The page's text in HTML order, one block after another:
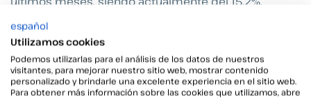
Dentro de los usuarios de redes abiertas, existe un
considerable porcentaje (34.2%) de los que lo hacen
en cualquier lugar siempre que lo necesiten.
español
Utilizamos cookies
Podemos utilizarlas para el análisis de los datos de nuestros
visitantes, para mejorar nuestro sitio web, mostrar contenido
personalizado y brindarle una excelente experiencia en el sitio web.
Para obtener más información sobre las cookies que utilizamos, abre